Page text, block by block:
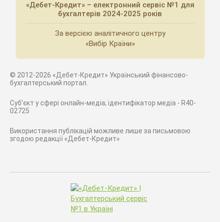
«Дебет-Кредит» – електронний сервіс №1 для
бухгалтерів 2024-2025 років
За версією аналітичного центру
«Вибір Країни»
© 2012-2026 «Дебет-Кредит» Український фінансово-
бухгалтерський портал.
Суб'єкт у сфері онлайн-медіа; ідентифікатор медіа - R40-
02725
Використання публікацій можливе лише за письмовою
згодою редакції «Дебет-Кредит»